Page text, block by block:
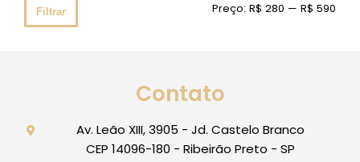
Filtrar Preço: R$ 280 — R$ 590
Contato
Av. Leão XIII, 3905 - Jd. Castelo Branco
CEP 14096-180 - Ribeirão Preto - SP